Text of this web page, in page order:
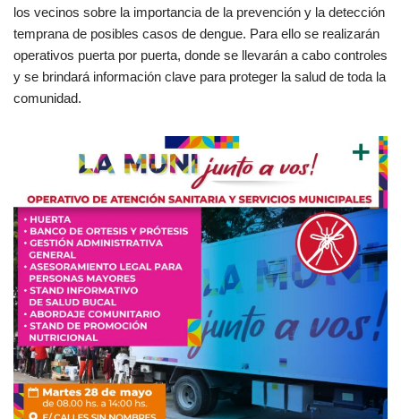
los vecinos sobre la importancia de la prevención y la detección
temprana de posibles casos de dengue. Para ello se realizarán
operativos puerta por puerta, donde se llevarán a cabo controles
y se brindará información clave para proteger la salud de toda la
comunidad.